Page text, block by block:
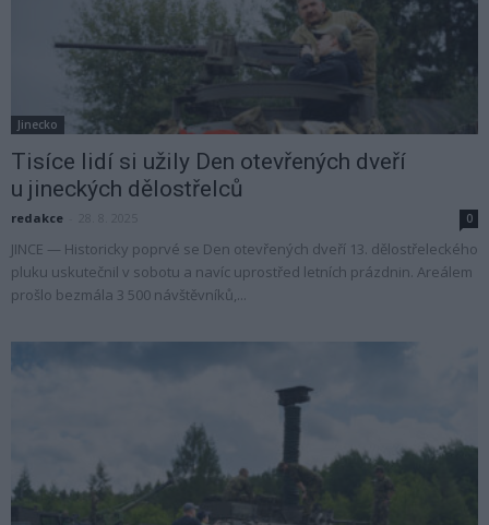
Jinecko
Tisíce lidí si užily Den otevřených dveří
u jineckých dělostřelců
redakce 0
JINCE — Historicky poprvé se Den otevřených dveří 13. dělostřeleckého
pluku uskutečnil v sobotu a navíc uprostřed letních prázdnin. Areálem
prošlo bezmála 3 500 návštěvníků,...